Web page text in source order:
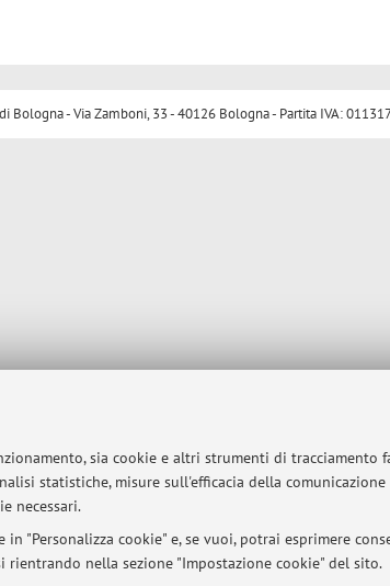
sia cookie e altri strumenti di
statistiche, misure sull'efficacia della
necessari.
"Personalizza cookie" e, se vuoi, potrai esprimere
nella sezione "Impostazione cookie" del sito.
Bologna - Via Zamboni, 33 - 40126 Bologna - Partita IVA: